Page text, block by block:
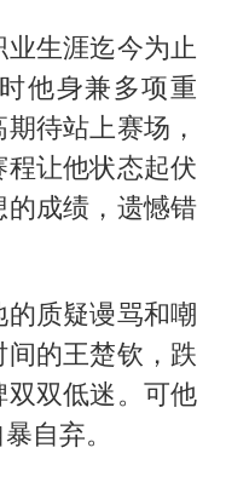
生涯迄今为止
他身兼多项重
待站上赛场，
让他状态起伏
成绩，遗憾错
质疑谩骂和嘲
的王楚钦，跌
双双低迷。可他
自弃。